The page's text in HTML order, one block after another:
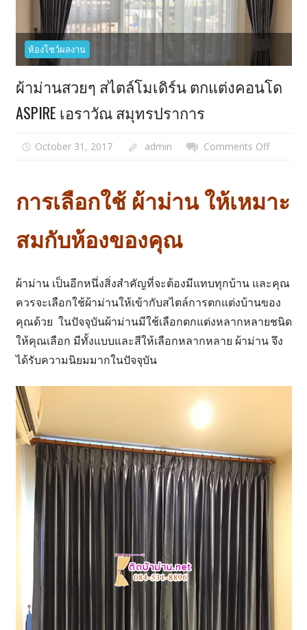
ห้องโชว์ผลงาน
ผ้าม่านสวยๆ สไตล์โมเดิร์น ตกแต่งคอนโด
ASPIRE เอราวัณ สมุทรปราการ
October 31, 2017 admin Comments Offon
สวยๆ
สไตล์
คอน
โด
ASPIRE
เอราวัณ
สมุทรป
การเลือกใช้ ผ้าม่าน ให้เหมาะ
สมกับห้องของคุณ
ผ้าม่าน เป็นอีกหนึ่งสิ่งสำคัญที่จะต้องมีแทบทุกบ้าน และคุณ
ควรจะเลือกใช้ผ้าม่านให้เข้ากับสไตล์การตกแต่งบ้านของ
คุณด้วย ในปัจจุบันผ้าม่านมีใช้เลือกตกแต่งหลากหลายชนิด
ให้คุณเลือก มีทั้งแบบและสีให้เลือกหลากหลาย ผ้าม่าน จึง
ได้รับความนิยมมากในปัจจุบัน